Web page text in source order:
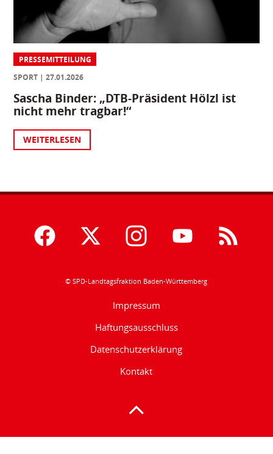
PRESSEMITTEILUNG
SPORT
27.01.2026
Sascha Binder: „DTB-Präsident Hölzl ist
nicht mehr tragbar!“
WEITERLESEN
© SPD-Landtagsfraktion Baden-Württemberg
Impressum
Haftungsausschluss
Datenschutzerklärung
Kontakt